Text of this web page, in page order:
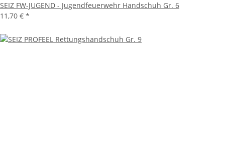
SEIZ FW-JUGEND - Jugendfeuerwehr Handschuh Gr. 6
11,70 € *